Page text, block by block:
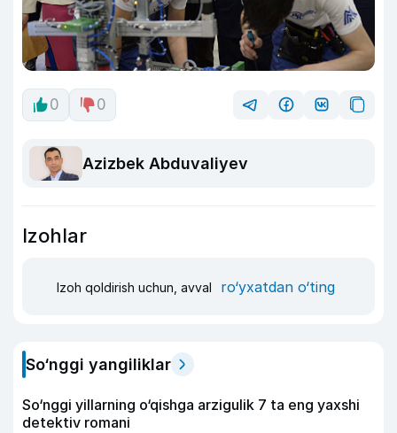
0 0
Azizbek Abduvaliyev
Izohlar
Izoh qoldirish uchun, avval ro‘yxatdan o‘ting
So‘nggi yangiliklar
So‘nggi yillarning o‘qishga arzigulik 7 ta eng yaxshi
detektiv romani